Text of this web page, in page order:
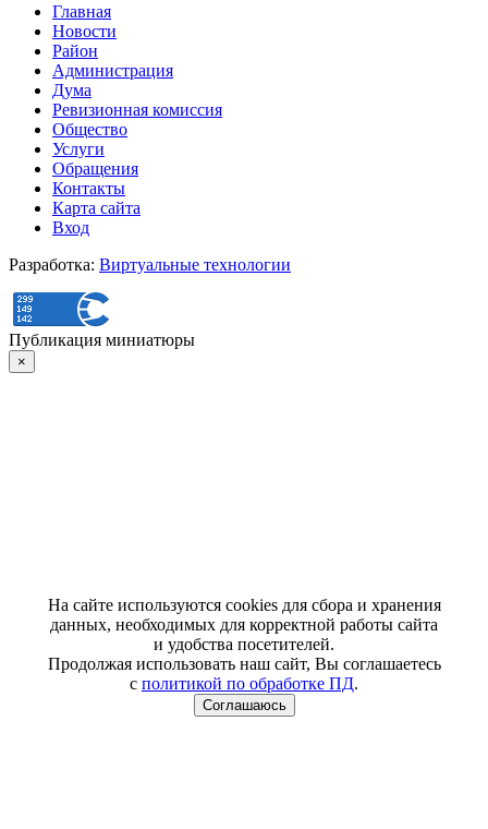
Главная
Новости
Район
Администрация
Дума
Ревизионная комиссия
Общество
Услуги
Обращения
Контакты
Карта сайта
Вход
Разработка: Виртуальные технологии
Публикация миниатюры
×
На сайте используются cookies для сбора и хранения
данных, необходимых для корректной работы сайта
и удобства посетителей.
Продолжая использовать наш сайт, Вы соглашаетесь
с политикой по обработке ПД.
Соглашаюсь